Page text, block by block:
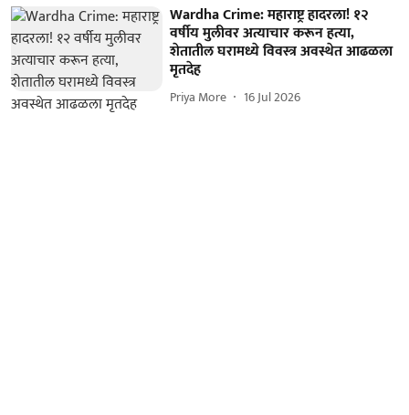
Wardha Crime: महाराष्ट्र हादरला! १२
वर्षीय मुलीवर अत्याचार करून हत्या,
शेतातील घरामध्ये विवस्त्र अवस्थेत आढळला
मृतदेह
Priya More 16 Jul 2026